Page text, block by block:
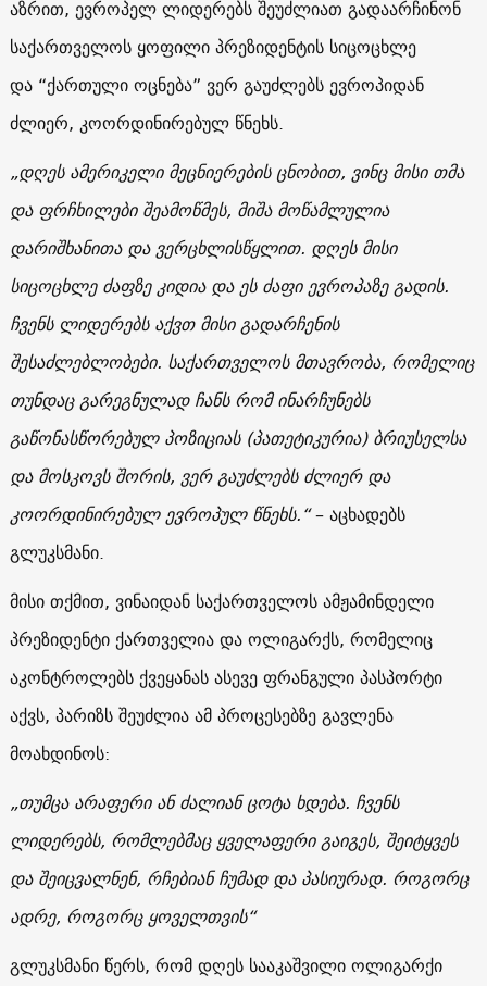
აზრით, ევროპელ ლიდერებს შეუძლიათ გადაარჩინონ
საქართველოს ყოფილი პრეზიდენტის სიცოცხლე
და “ქართული ოცნება” ვერ გაუძლებს ევროპიდან
ძლიერ, კოორდინირებულ წნეხს.
„დღეს ამერიკელი მეცნიერების ცნობით, ვინც მისი თმა
და ფრჩხილები შეამოწმეს, მიშა მოწამლულია
დარიშხანითა და ვერცხლისწყლით. დღეს მისი
სიცოცხლე ძაფზე კიდია და ეს ძაფი ევროპაზე გადის.
ჩვენს ლიდერებს აქვთ მისი გადარჩენის
შესაძლებლობები. საქართველოს მთავრობა, რომელიც
თუნდაც გარეგნულად ჩანს რომ ინარჩუნებს
გაწონასწორებულ პოზიციას (პათეტიკურია) ბრიუსელსა
და მოსკოვს შორის, ვერ გაუძლებს ძლიერ და
კოორდინირებულ ევროპულ წნეხს.“– აცხადებს
გლუკსმანი.
მისი თქმით, ვინაიდან საქართველოს ამჟამინდელი
პრეზიდენტი ქართველია და ოლიგარქს, რომელიც
აკონტროლებს ქვეყანას ასევე ფრანგული პასპორტი
აქვს, პარიზს შეუძლია ამ პროცესებზე გავლენა
მოახდინოს:
„თუმცა არაფერი ან ძალიან ცოტა ხდება. ჩვენს
ლიდერებს, რომლებმაც ყველაფერი გაიგეს, შეიტყვეს
და შეიცვალნენ, რჩებიან ჩუმად და პასიურად. როგორც
ადრე, როგორც ყოველთვის“
გლუკსმანი წერს, რომ დღეს სააკაშვილი ოლიგარქი